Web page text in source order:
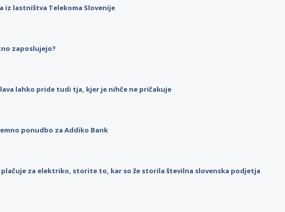
iz lastništva Telekoma Slovenije
zaposlujejo?
lahko pride tudi tja, kjer je nihče ne pričakuje
ponudbo za Addiko Bank
plačuje za elektriko, storite to, kar so že storila številna slovenska podjetja